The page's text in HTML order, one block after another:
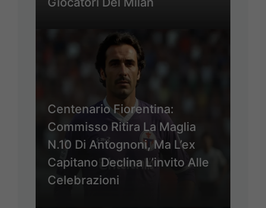
Centenario Fiorentina:
Commisso Ritira La Maglia
N.10 Di Antognoni, Ma L’ex
Capitano Declina L’invito Alle
Celebrazioni